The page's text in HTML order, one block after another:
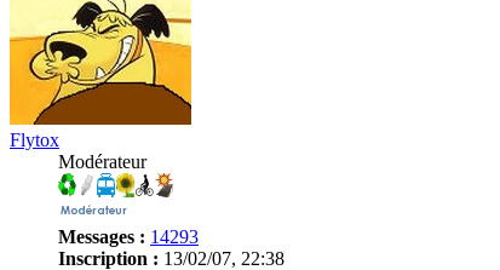
Flytox
Modérateur
Messages : 14293
Inscription : 13/02/07, 22:38